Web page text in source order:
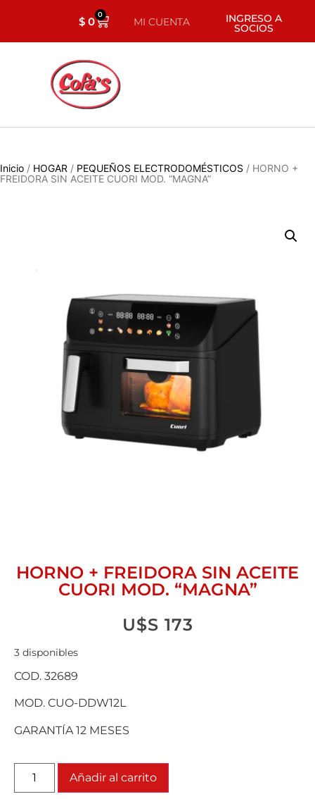
$0 0
MI CUENTA INGRESO A
SOCIOS
Inicio / HOGAR / PEQUEÑOS ELECTRODOMÉSTICOS / HORNO +
FREIDORA SIN ACEITE CUORI MOD. “MAGNA”
HORNO + FREIDORA SIN ACEITE
CUORI MOD. “MAGNA”
U$S 173
3 disponibles
COD. 32689
MOD. CUO-DDW12L
GARANTÍA 12 MESES
Añadir al carrito